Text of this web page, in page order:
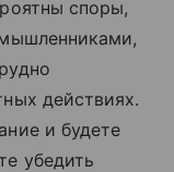
споры,
действиях.
и будете
убедить